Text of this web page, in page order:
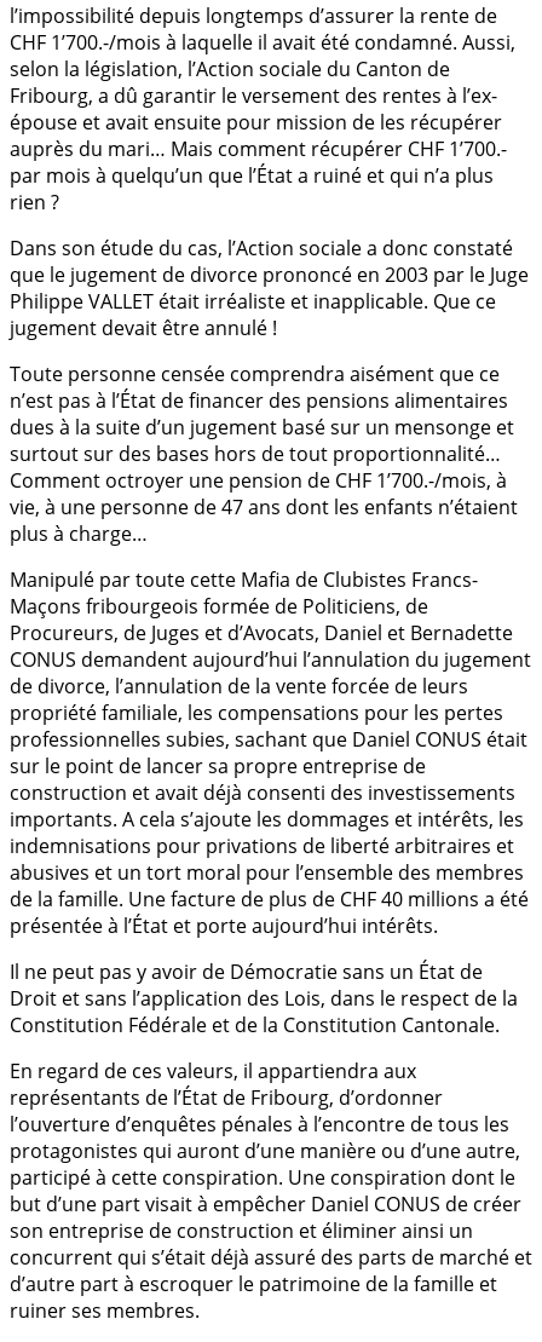
l’impossibilité depuis longtemps d’assurer la rente de
CHF 1’700.-/mois à laquelle il avait été condamné. Aussi,
selon la législation, l’Action sociale du Canton de
Fribourg, a dû garantir le versement des rentes à l’ex-
épouse et avait ensuite pour mission de les récupérer
auprès du mari… Mais comment récupérer CHF 1’700.-
par mois à quelqu’un que l’État a ruiné et qui n’a plus
rien ?
Dans son étude du cas, l’Action sociale a donc constaté
que le jugement de divorce prononcé en 2003 par le Juge
Philippe VALLET était irréaliste et inapplicable. Que ce
jugement devait être annulé !
Toute personne censée comprendra aisément que ce
n’est pas à l’État de financer des pensions alimentaires
dues à la suite d’un jugement basé sur un mensonge et
surtout sur des bases hors de tout proportionnalité…
Comment octroyer une pension de CHF 1’700.-/mois, à
vie, à une personne de 47 ans dont les enfants n’étaient
plus à charge…
Manipulé par toute cette Mafia de Clubistes Francs-
Maçons fribourgeois formée de Politiciens, de
Procureurs, de Juges et d’Avocats, Daniel et Bernadette
CONUS demandent aujourd’hui l’annulation du jugement
de divorce, l’annulation de la vente forcée de leurs
propriété familiale, les compensations pour les pertes
professionnelles subies, sachant que Daniel CONUS était
sur le point de lancer sa propre entreprise de
construction et avait déjà consenti des investissements
importants. A cela s’ajoute les dommages et intérêts, les
indemnisations pour privations de liberté arbitraires et
abusives et un tort moral pour l’ensemble des membres
de la famille. Une facture de plus de CHF 40 millions a été
présentée à l’État et porte aujourd’hui intérêts.
Il ne peut pas y avoir de Démocratie sans un État de
Droit et sans l’application des Lois, dans le respect de la
Constitution Fédérale et de la Constitution Cantonale.
En regard de ces valeurs, il appartiendra aux
représentants de l’État de Fribourg, d’ordonner
l’ouverture d’enquêtes pénales à l’encontre de tous les
protagonistes qui auront d’une manière ou d’une autre,
participé à cette conspiration. Une conspiration dont le
but d’une part visait à empêcher Daniel CONUS de créer
son entreprise de construction et éliminer ainsi un
concurrent qui s’était déjà assuré des parts de marché et
d’autre part à escroquer le patrimoine de la famille et
ruiner ses membres.